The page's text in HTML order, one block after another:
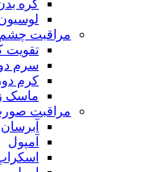
کره
مراقبت چشم
تقویت
سرم
کرم
ماسک
مراقبت
آبرسان
آمپول